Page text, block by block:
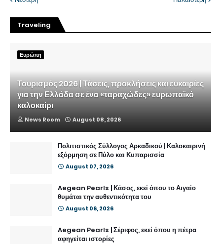
Traveling
Ευρώπη
Τουρισμός 2026 | Τάσεις, προκλήσεις και ευκαιρίες
για την Ελλάδα σε ένα «ταραχώδες» ευρωπαϊκό
καλοκαίρι
News Room August 08, 2026
Πολιτιστικός Σύλλογος Αρκαδικού | Καλοκαιρινή
εξόρμηση σε Πύλο και Κυπαρισσία
August 07, 2026
Aegean Pearls | Κάσος, εκεί όπου το Αιγαίο
θυμάται την αυθεντικότητα του
August 06, 2026
Aegean Pearls | Σέριφος, εκεί όπου η πέτρα
αφηγείται ιστορίες